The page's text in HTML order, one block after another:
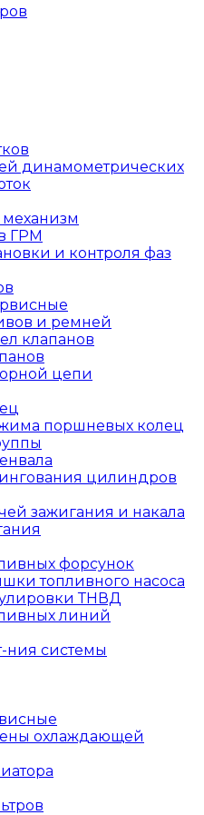
динамометрических
ГРМ
и контроля фаз
и ремней
клапанов
цепи
поршневых колец
цилиндров
зажигания и накала
форсунок
топливного насоса
ТНВД
линий
ния системы
охлаждающей